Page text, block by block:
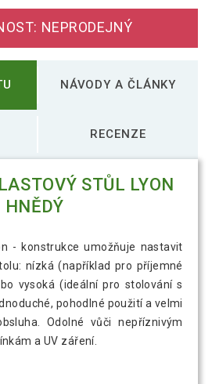
NEPRODEJNÝ
NÁVODY A ČLÁNKY
RECENZE
STŮL LYON
- konstrukce umožňuje nastavit
nízká (například pro příjemné
vysoká (ideální pro stolování s
pohodlné použití a velmi
Odolné vůči nepříznivým
a UV záření.